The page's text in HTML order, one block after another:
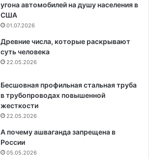
угона автомобилей на душу населения в
США
01.07.2026
Древние числа, которые раскрывают
суть человека
22.05.2026
Бесшовная профильная стальная труба
в трубопроводах повышенной
жесткости
22.05.2026
А почему ашваганда запрещена в
России
05.05.2026